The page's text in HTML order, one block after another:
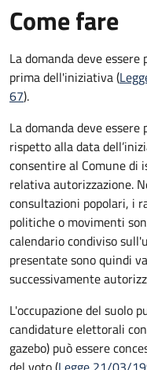
Come fare
La domanda deve
primadell'iniziativa (
67).
La domanda deve
rispetto alla data
consentire al Comune di
relativa autorizzazione.
consultazioni popolari, i
politiche o movimenti
calendario condiviso
presentate sono quindi
successivamente
L'occupazione del suolo
candidature elettorali
gazebo) può essere